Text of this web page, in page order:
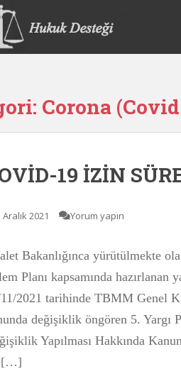
Corona
19 İZİN
Aralık 2021 Yorum yapın
Bakanlığınca yürütülmekte
Planı kapsamında hazırlanan
2021 tarihinde TBMM Genel
değişiklik öngören 5. Yargı
Yapılması Hakkında
[…]